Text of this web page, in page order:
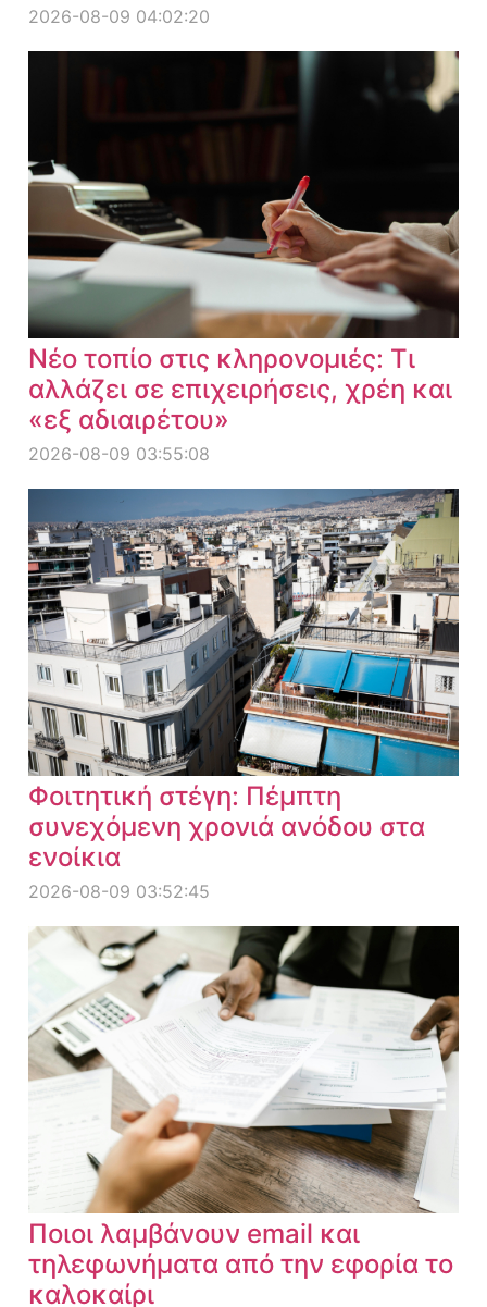
2026-08-09 04:02:20
Νέο τοπίο στις κληρονομιές: Τι
αλλάζει σε επιχειρήσεις, χρέη και
«εξ αδιαιρέτου»
2026-08-09 03:55:08
Φοιτητική στέγη: Πέμπτη
συνεχόμενη χρονιά ανόδου στα
ενοίκια
2026-08-09 03:52:45
Ποιοι λαμβάνουν email και
τηλεφωνήματα από την εφορία το
καλοκαίρι